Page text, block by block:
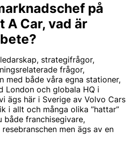
på
A Car, vad är
strategifrågor,
frågor,
med både våra egna stationer,
London och globala HQ i
ägs här i Sverige av Volvo Cars
i allt och många olika ”hattar”
franchisegivare,
men ägs av en